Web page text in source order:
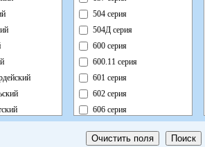
504 серия
504Д серия
600 серия
600.11 серия
601 серия
602 серия
606 серия
Брежневка